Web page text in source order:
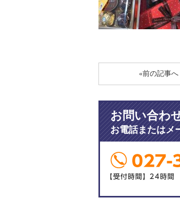
«前の記事へ
お問い合わ
お電話またはメ